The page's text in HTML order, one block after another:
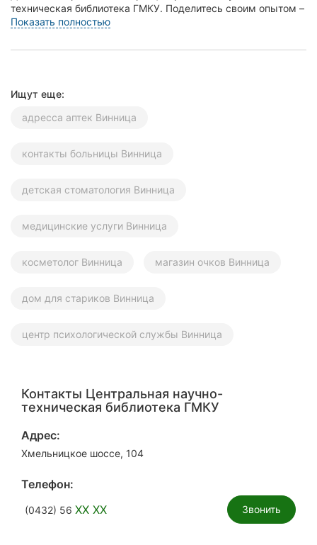
Сумы
Луцк
Карпаты
техническая библиотека ГМКУ. Поделитесь своим опытом –
что Вам понравилось, а что нет! Это поможет други...
Показать полностью
Ищут еще:
адресса аптек Винница
контакты больницы Винница
детская стоматология Винница
медицинские услуги Винница
косметолог Винница магазин очков Винница
дом для стариков Винница
центр психологической службы Винница
Контакты Центральная научно-
техническая библиотека ГМКУ
Адрес:
Хмельницкое шоссе, 104
Телефон:
(0432) 56 XX XX Звонить